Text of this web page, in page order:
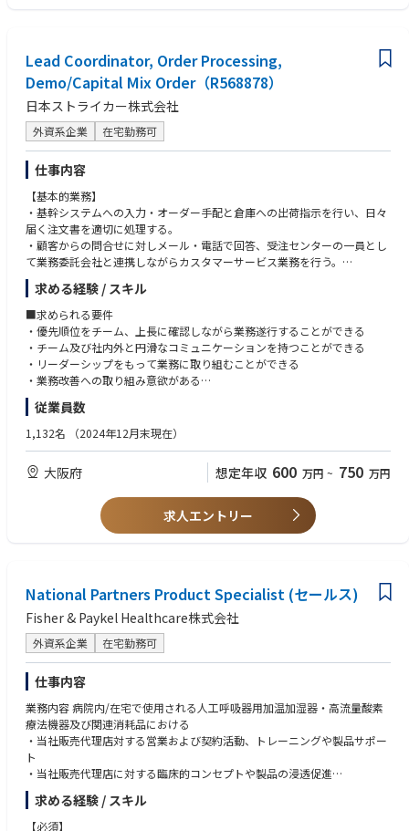
労務管理
•既存の労務担当者と連携した労務関連業務の一部担当
•勤怠管理、休職・復職、退職等に関する各種対応
•従業員からの労務関連相談への対応および関係部署との調整
•労務関連業務における課題の把握および業務改善の推進
組織・人員戦略
•事業戦略に基づく人員計画、人員配置および組織体制・組織編制の企
画・提案
•組織および人員に関する課題の分析、組織開発・人員最適化に向けた施
策の立案・実行
•組織改編等の組織・人事施策の企画・推進
•PIP（Performance Improvement Plan）等の人事施策への対応・推進
Lead Coordinator, Order Processing,
Demo/Capital Mix Order（R568878）
日本ストライカー株式会社
外資系企業 在宅勤務可
仕事内容
【基本的業務】
・基幹システムへの入力・オーダー手配と倉庫への出荷指示を行い、日々
届く注文書を適切に処理する。
・顧客からの問合せに対しメール・電話で回答、受注センターの一員とし
て業務委託会社と連携しながらカスタマーサービス業務を行う。
・受注センターの役割全般を理解し、短期貸出ビジネスを中心とする受注
処理業務の最適化をリードする。自動記帳率向上や処理時間短縮に向けた
業務改善を策定し、顧客及び事業部に対するサービス向上を実現する。
■業務内容
・サプライチェーンにおける受注・出荷～売上計上(Order To Cash )の全
体プロセスの内、入力業務とオーダー手配に関連する各種問合せへの対
・カスタマーサービス（受注業務全般、とくに短期貸出モデル）における
社内外へのサービスの向上を行う
・ワークフローをはじめとする社内申請案件の管理および付随する業務を
・顧客および他部署、業務委託会社からの問い合わせへの対応を行う
・より円滑な業務運営を志向し、各種業務プロセスや手順の改善及び標準
制を強化する
・安定した職場運営に寄与し、後進育成に協力する
・製品や社内各部署に関連する理解を自ら深め、会社の成長を支えるため
の行動を自発する
・医療機器ビジネスへの貢献をリードする（全般）
求める経験 / スキル
■求められる要件
・優先順位をチーム、上長に確認しながら業務遂行することができる
・チーム及び社内外と円滑なコミュニケーションを持つことができる
・リーダーシップをもって業務に取り組むことができる
・業務改善への取り組み意欲がある
・医療機器ビジネスに関する知識習得意欲がある
・Customer Serviceもしくは営業アシスタントの経験があることが望まし
い
■歓迎要件
・Logical Thinking Skill
・Excel（関数）、Word、Power Point等のPCスキル
・Power BI・SQL（Optional）
・レポート作成能力があること
従業員数
1,132名 （2024年12月末現在）
大阪府 想定年収 600 万円 ~ 750 万円
求人エントリー
National Partners Product Specialist (セールス)
Fisher & Paykel Healthcare株式会社
外資系企業 在宅勤務可
仕事内容
業務内容 病院内/在宅で使用される人工呼吸器用加温加湿器・高流量酸素
療法機器及び関連消耗品における
・当社販売代理店対する営業および契約活動、トレーニングや製品サポー
ト
・当社販売代理店に対する臨床的コンセプトや製品の浸透促進
・担当領域における拡販施策の立案・遂行並びに市場動向の情報収集
求める経験 / スキル
【必須】